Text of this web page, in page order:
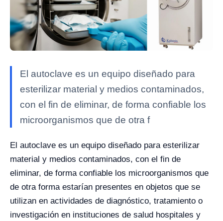
El autoclave es un equipo diseñado para
esterilizar material y medios contaminados,
con el fin de eliminar, de forma confiable los
microorganismos que de otra f
El autoclave es un equipo diseñado para esterilizar
material y medios contaminados, con el fin de
eliminar, de forma confiable los microorganismos que
de otra forma estarían presentes en objetos que se
utilizan en actividades de diagnóstico, tratamiento o
investigación en instituciones de salud hospitales y